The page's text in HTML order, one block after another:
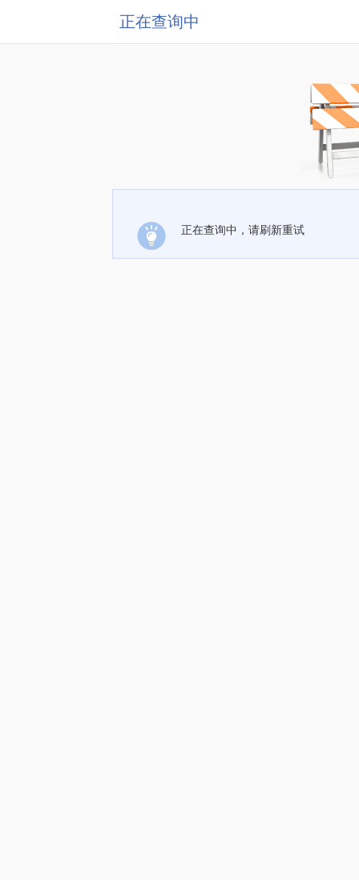
正在查询中
正在查询中，请刷新重试